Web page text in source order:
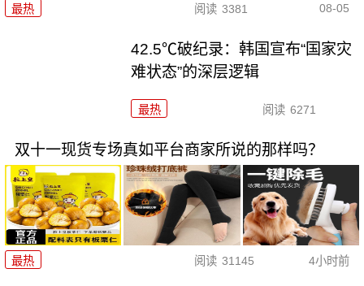
最热 阅读 3381 08-05
42.5℃破纪录：韩国宣布“国家灾
难状态”的深层逻辑
最热 阅读 6271
双十一现货专场真如平台商家所说的那样吗？
最热 阅读 31145 4小时前